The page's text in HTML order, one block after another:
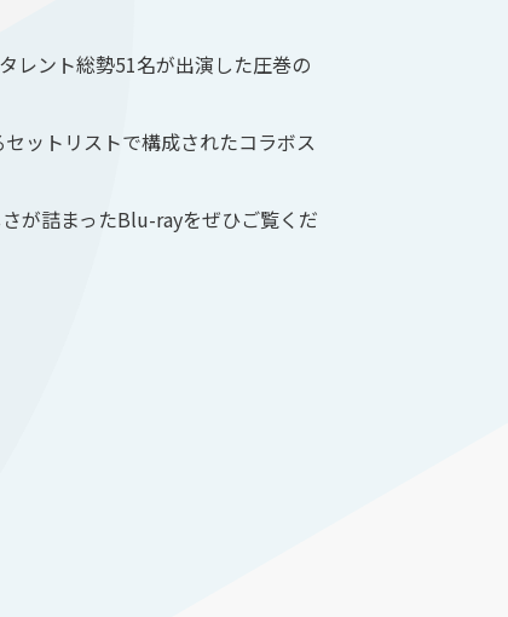
レント総勢51名が出演した圧巻の
ットリストで構成されたコラボス
が詰まったBlu-rayをぜひご覧くだ